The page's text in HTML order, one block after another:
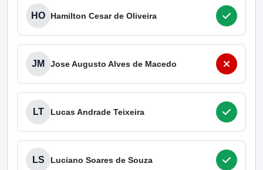
HO Hamilton Cesar de Oliveira
JM Jose Augusto Alves de Macedo
LT Lucas Andrade Teixeira
LS Luciano Soares de Souza